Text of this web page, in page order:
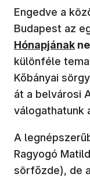
Engedve a
Budapest az
Hónapjának
különféle
Kőbányai
át a belvárosi
válogathatunk
A
Ragyogó
sörfőzde), de